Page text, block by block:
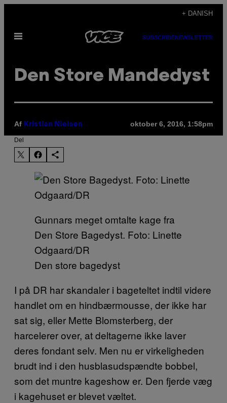
indhold
+ DANISH
Åbn
SUBSCRIBENEWSLETTER
Den Store Mandedyst
Af Kristian Nielsen oktober 6, 2016, 1:58pm
Del
Gunnars meget omtalte kage fra
Den Store Bagedyst. Foto: Linette
Odgaard/DR
Den store bagedyst
I på DR har skandaler i bageteltet indtil videre
handlet om en hindbærmousse, der ikke har
sat sig, eller Mette Blomsterberg, der
harcelerer over, at deltagerne ikke laver
deres fondant selv. Men nu er virkeligheden
brudt ind i den husblasudspændte bobbel,
som det muntre kageshow er. Den fjerde væg
i kagehuset er blevet væltet.